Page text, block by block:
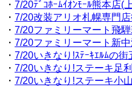
・ 7/20ﾃﾞｺﾎｰﾑｲｵﾝﾓｰﾙ熊本店(
・ 7/20改装アリオ札幌専門
・ 7/20ファミリーマート飛
・ 7/20ファミリーマート新
・ 7/20いきなり!ｽﾃｰｷｴﾙﾑの
・ 7/20いきなり!ステーキ足
・ 7/20いきなり!ステーキ小